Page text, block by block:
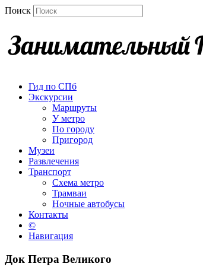
Поиск
Гид по СПб
Экскурсии
Маршруты
У метро
По городу
Пригород
Музеи
Развлечения
Транспорт
Схема метро
Трамваи
Ночные автобусы
Контакты
©
Навигация
Док Петра Великого